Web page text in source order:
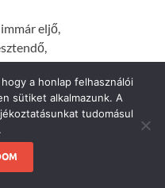
eljő,
fázik,
pompázik.
a honlap felhasználói
sütiket alkalmazunk. A
tudomásul